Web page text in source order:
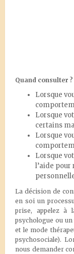
Quand consulter ?
Lorsque
Lorsque
certains
Lorsque
Lorsque
l’aide pour
La décision de
en soi un
prise, appelez à
psychologue ou un
et le mode
psychosociale).
nous demander